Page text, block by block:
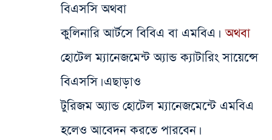
বিএসসি অথবা
কুলিনারি আর্টসে বিবিএ বা এমবিএ।অথবা
হোটেল ম্যানেজমেন্ট অ্যান্ড ক্যাটারিং সায়েন্সে
বিএসসি। এছাড়াও
টুরিজম অ্যান্ড হোটেল ম্যানেজমেন্টে এমবিএ
হলেও আবেদন করতে পারবেন।